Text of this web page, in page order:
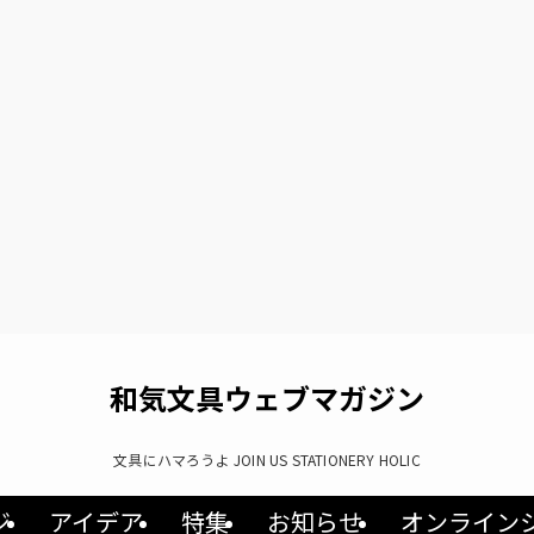
和気文具ウェブマガジン
文具にハマろうよ JOIN US STATIONERY HOLIC
アイデア 特集 お知らせ オンライン